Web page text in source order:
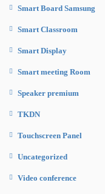
Smart Board Samsung
Smart Classroom
Smart Display
Smart meeting Room
Speaker premium
TKDN
Touchscreen Panel
Uncategorized
Video conference